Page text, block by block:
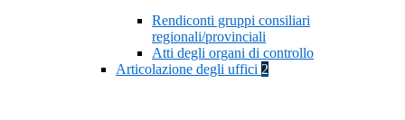
Rendiconti gruppi consiliari
regionali/provinciali
Atti degli organi di controllo
Articolazione degli uffici 2